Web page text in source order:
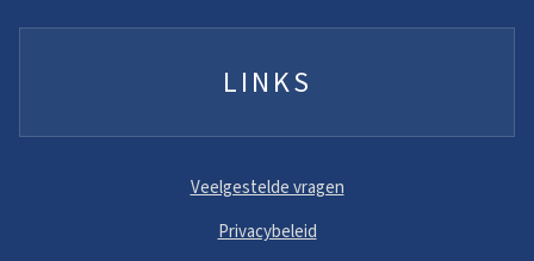
LINKS
Veelgestelde vragen
Privacybeleid